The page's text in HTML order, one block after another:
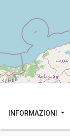
INFORMAZIONI